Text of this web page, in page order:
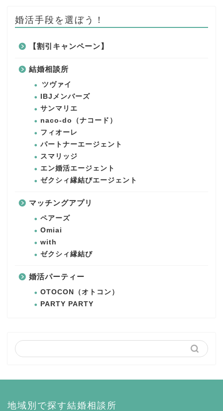
婚活手段を選ぼう！
【割引キャンペーン】
結婚相談所
ツヴァイ
IBJメンバーズ
サンマリエ
naco-do（ナコード）
フィオーレ
パートナーエージェント
スマリッジ
エン婚活エージェント
ゼクシィ縁結びエージェント
マッチングアプリ
ペアーズ
Omiai
with
ゼクシィ縁結び
婚活パーティー
OTOCON（オトコン）
PARTY PARTY
地域別で探す結婚相談所